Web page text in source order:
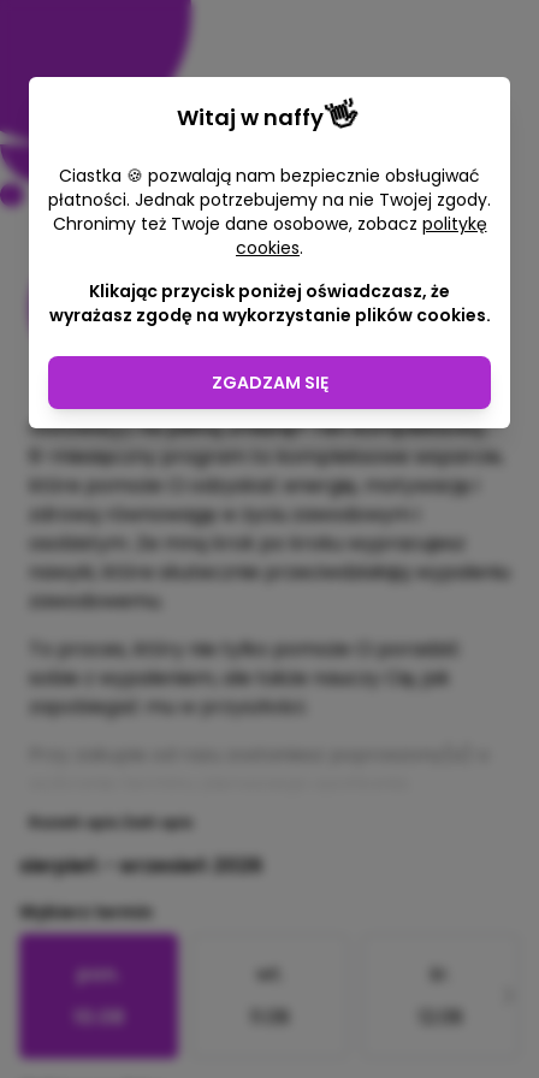
Proces antywypaleniowy
Aleksandra Kulga
90 min
3000,00 zł
Gotowa(y) na pełną zmianę? Ten kompleksowy,
6-miesięczny program to kompleksowe wsparcie,
które pomoże Ci odzyskać energię, motywację i
zdrową równowagę w życiu zawodowym i
osobistym. Ze mną krok po kroku wypracujesz
nawyki, które skutecznie przeciwdziałają wypaleniu
zawodowemu.
To proces, który nie tylko pomoże Ci poradzić
sobie z wypaleniem, ale także nauczy Cię, jak
zapobiegać mu w przyszłości.
Rozwiń opis Zwiń opis
sierpień - wrzesień 2026
Wybierz termin
pon.
10.08
wt.
Witaj w naffy👋
Ciastka 🍪 pozwalają nam bezpiecznie obsługiwać
płatności. Jednak potrzebujemy na nie Twojej zgody.
Chronimy też Twoje dane osobowe, zobacz politykę
cookies.
Klikając przycisk poniżej oświadczasz, że
wyrażasz zgodę na wykorzystanie plików cookies.
ZGADZAM SIĘ